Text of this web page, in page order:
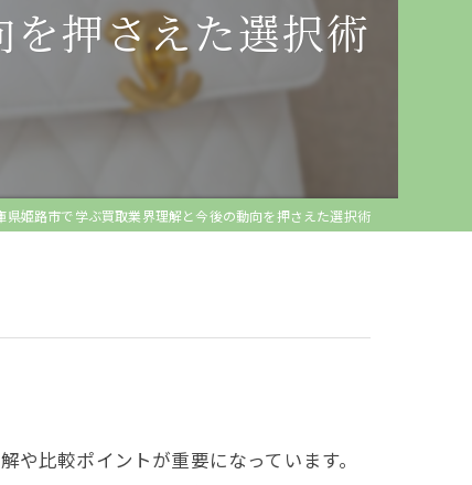
時計
金
ETERNITY加古川店
押さえた選択術
県姫路市で学ぶ買取業界理解と今後の動向を押さえた選択術
比較ポイントが重要になっています。